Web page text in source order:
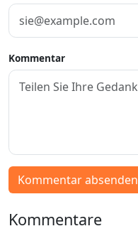
Kommentar
Kommentar absenden
Kommentare